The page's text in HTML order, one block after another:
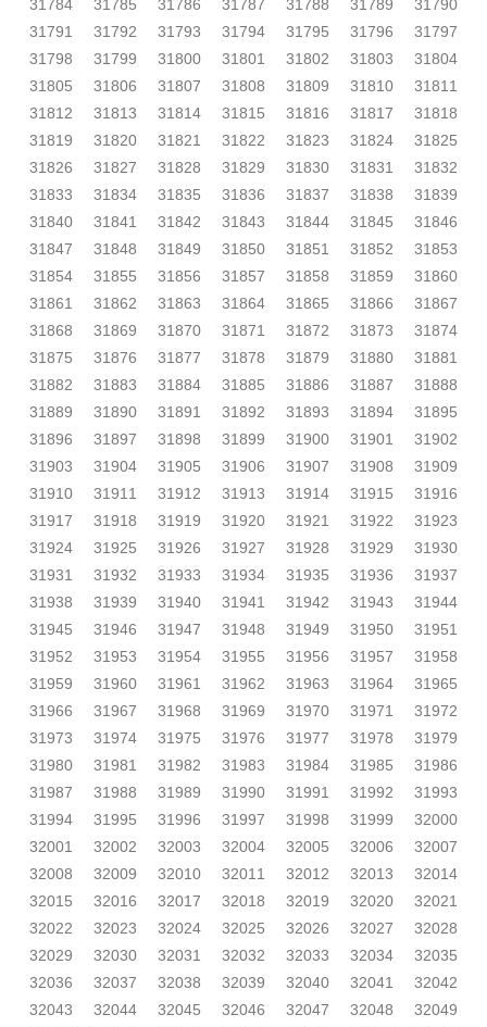
31784 31785 31786 31787 31788 31789
31790
31791
31792 31793 31794 31795 31796
31797
31798
31799 31800 31801 31802 31803
31804
31805
31806 31807 31808 31809 31810
31811
31812
31813 31814 31815 31816 31817
31818
31819
31820 31821 31822 31823 31824
31825
31826
31827 31828 31829 31830 31831
31832
31833
31834 31835 31836 31837 31838
31839
31840
31841 31842 31843 31844 31845
31846
31847
31848 31849 31850 31851 31852
31853
31854
31855 31856 31857 31858 31859
31860
31861
31862 31863 31864 31865 31866
31867
31868
31869 31870 31871 31872 31873
31874
31875
31876 31877 31878 31879 31880
31881
31882
31883 31884 31885 31886 31887
31888
31889
31890 31891 31892 31893 31894
31895
31896
31897 31898 31899 31900 31901
31902
31903
31904 31905 31906 31907 31908
31909
31910
31911 31912 31913 31914 31915
31916
31917
31918 31919 31920 31921 31922
31923
31924
31925 31926 31927 31928 31929
31930
31931
31932 31933 31934 31935 31936
31937
31938
31939 31940 31941 31942 31943
31944
31945
31946 31947 31948 31949 31950
31951
31952
31953 31954 31955 31956 31957
31958
31959
31960 31961 31962 31963 31964
31965
31966
31967 31968 31969 31970 31971
31972
31973
31974 31975 31976 31977 31978
31979
31980
31981 31982 31983 31984 31985
31986
31987
31988 31989 31990 31991 31992
31993
31994
31995 31996 31997 31998 31999
32000
32001
32002 32003 32004 32005 32006
32007
32008
32009 32010 32011 32012 32013
32014
32015
32016 32017 32018 32019 32020
32021
32022
32023 32024 32025 32026 32027
32028
32029
32030 32031 32032 32033 32034
32035
32036
32037 32038 32039 32040 32041
32042
32043
32044 32045 32046 32047 32048
32049